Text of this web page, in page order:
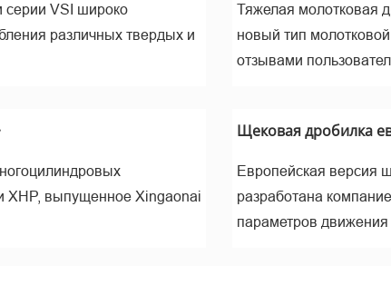
серии VSI широко
различных твердых и
Тяжелая молотковая
новый тип
отзывами
XHP, выпущенное Xingaonai
Щековая дробилка
Европейская версия
разработана
параметров движения